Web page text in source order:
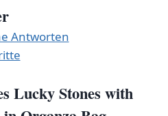
Antworten
Lucky Stones ⁢with